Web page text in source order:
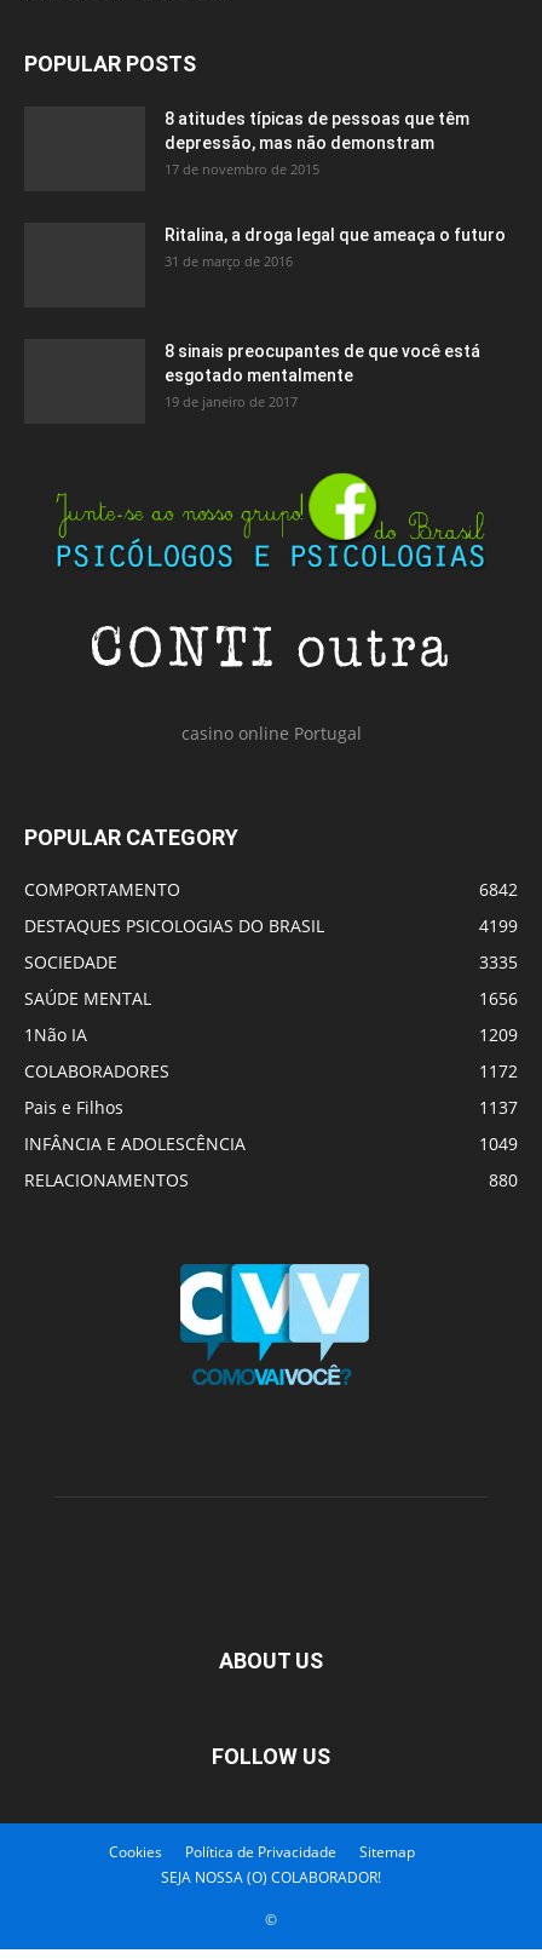
POPULAR POSTS
8 atitudes típicas de pessoas que têm
depressão, mas não demonstram
17 de novembro de 2015
Ritalina, a droga legal que ameaça o futuro
31 de março de 2016
8 sinais preocupantes de que você está
esgotado mentalmente
19 de janeiro de 2017
casino online Portugal
POPULAR CATEGORY
COMPORTAMENTO
6842
DESTAQUES PSICOLOGIAS DO BRASIL
4199
SOCIEDADE
3335
SAÚDE MENTAL
1656
1Não IA
1209
COLABORADORES
1172
Pais e Filhos
1137
INFÂNCIA E ADOLESCÊNCIA
1049
RELACIONAMENTOS
880
ABOUT US
FOLLOW US
Cookies Política de Privacidade
Sitemap
SEJA NOSSA (O) COLABORADOR!
©